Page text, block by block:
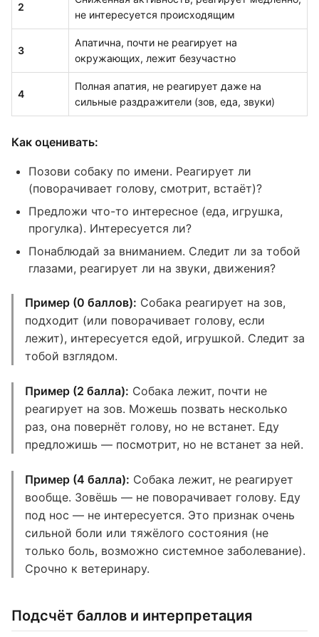
2
не интересуется происходящим
3
Апатична, почти не реагирует на
окружающих, лежит безучастно
4
Полная апатия, не реагирует даже на
сильные раздражители (зов, еда, звуки)
Как оценивать:
Позови собаку по имени. Реагирует ли
(поворачивает голову, смотрит, встаёт)?
Предложи что-то интересное (еда, игрушка,
прогулка). Интересуется ли?
Понаблюдай за вниманием. Следит ли за тобой
глазами, реагирует ли на звуки, движения?
Пример (0 баллов): Собака реагирует на зов,
подходит (или поворачивает голову, если
лежит), интересуется едой, игрушкой. Следит за
тобой взглядом.
Пример (2 балла): Собака лежит, почти не
реагирует на зов. Можешь позвать несколько
раз, она повернёт голову, но не встанет. Еду
предложишь — посмотрит, но не встанет за ней.
Пример (4 балла): Собака лежит, не реагирует
вообще. Зовёшь — не поворачивает голову. Еду
под нос — не интересуется. Это признак очень
сильной боли или тяжёлого состояния (не
только боль, возможно системное заболевание).
Срочно к ветеринару.
Подсчёт баллов и интерпретация